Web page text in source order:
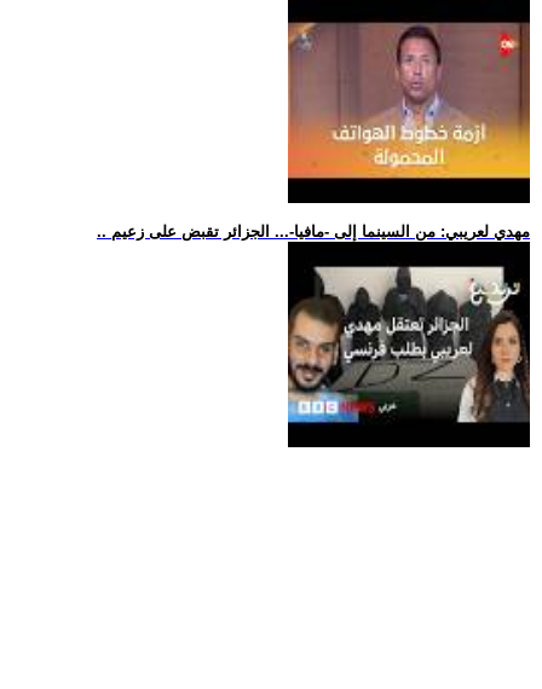
.. مهدي لعريبي: من السينما إلى -مافيا-... الجزائر تقبض على زعيم